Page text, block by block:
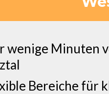
wenige Minuten
Bereiche für